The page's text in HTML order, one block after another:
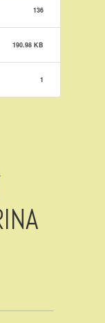
136
190.98 KB
1